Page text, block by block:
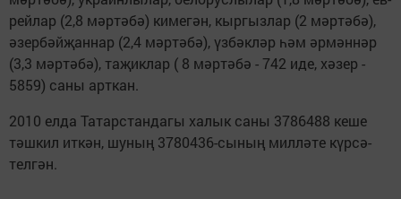
рей­лар (2,8 мәр­тә­бә) ки­ме­гән, кыр­гыз­лар (2 мәр­тә­бә),
әзер­бәй­җан­нар (2,4 мәр­тә­бә), үз­бәк­ләр һәм әр­мән­нәр
(3,3 мәр­тә­бә), та­җик­лар ( 8 мәр­тә­бә - 742 иде, хәзер -
5859) са­ны арт­кан.
2010 ел­да Та­тарс­тан­да­гы ха­лык са­ны 3786488 ке­ше
тәш­кил ит­кән, шу­ның 3780436-сы­ның мил­лә­те күр­сә­
тел­гән.